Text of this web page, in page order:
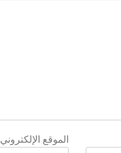
الموقع الإلكتروني